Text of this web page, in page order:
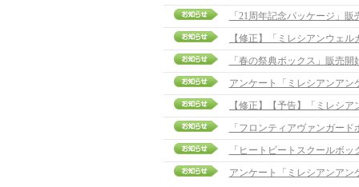
「21周年記念パッケージ」
「春の祭典ボックス」販売開
アンケート「ミレシアンアン
「フロンティアヴァンガー
「ヒートビートスクールボ
アンケート「ミレシアンアン